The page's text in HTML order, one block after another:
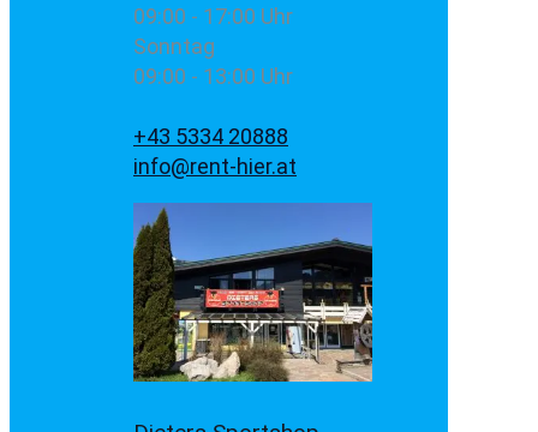
09:00 - 17:00 Uhr
Sonntag
09:00 - 13:00 Uhr
+43 5334 20888
info@rent-hier.at